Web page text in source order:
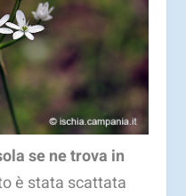
se ne trova in
è stata scattata